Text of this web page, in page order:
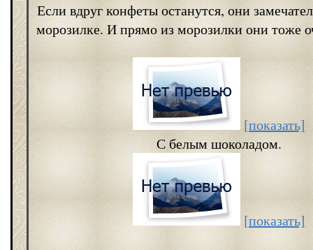
Если вдруг конфеты останутся, они
морозилке. И прямо из морозилки они тоже
[показать]
С белым шоколадом.
[показать]